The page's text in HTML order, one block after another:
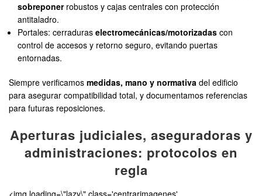
sobreponerrobustos y cajas centrales con protección
antitaladro.
Portales: cerraduraselectromecánicas/motorizadas con
control de accesos y retorno seguro, evitando puertas
entornadas.
Siempre verificamos medidas, mano y normativa del edificio
para asegurar compatibilidad total, y documentamos referencias
para futuras reposiciones.
Aperturas judiciales, aseguradoras y
administraciones: protocolos en
regla
<img loading=\"lazy\" class='centrarimagenes'